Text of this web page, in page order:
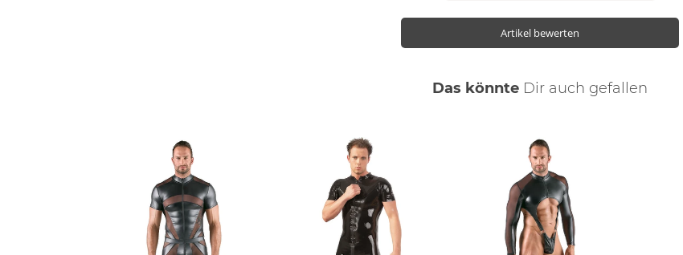
Artikel bewerten
Das könnte Dir auch gefallen